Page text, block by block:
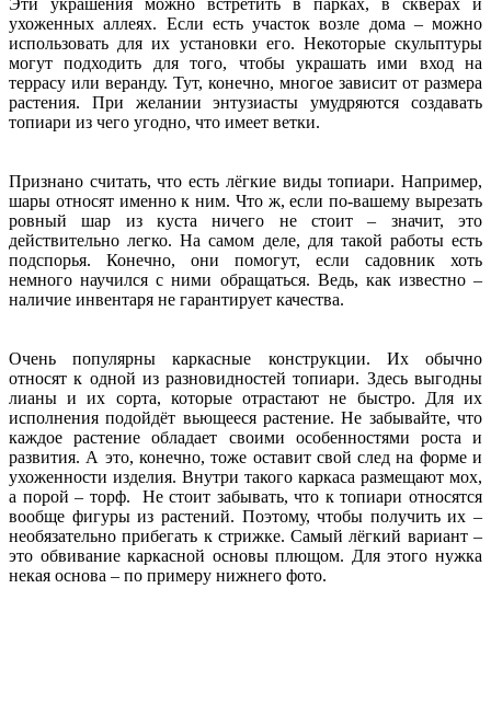
ухоженных аллеях. Если есть участок возле дома – можно
использовать для их установки его. Некоторые скульптуры
могут подходить для того, чтобы украшать ими вход на
террасу или веранду. Тут, конечно, многое зависит от размера
растения. При желании энтузиасты умудряются создавать
топиари из чего угодно, что имеет ветки.
Признано считать, что есть лёгкие виды топиари. Например,
шары относят именно к ним. Что ж, если по-вашему вырезать
ровный шар из куста ничего не стоит – значит, это
действительно легко. На самом деле, для такой работы есть
подспорья. Конечно, они помогут, если садовник хоть
немного научился с ними обращаться. Ведь, как известно –
наличие инвентаря не гарантирует качества.
Очень популярны каркасные конструкции. Их обычно
относят к одной из разновидностей топиари. Здесь выгодны
лианы и их сорта, которые отрастают не быстро. Для их
исполнения подойдёт вьющееся растение. Не забывайте, что
каждое растение обладает своими особенностями роста и
развития. А это, конечно, тоже оставит свой след на форме и
ухоженности изделия. Внутри такого каркаса размещают мох,
а порой – торф. Не стоит забывать, что к топиари относятся
вообще фигуры из растений. Поэтому, чтобы получить их –
необязательно прибегать к стрижке. Самый лёгкий вариант –
это обвивание каркасной основы плющом. Для этого нужка
некая основа – по примеру нижнего фото.